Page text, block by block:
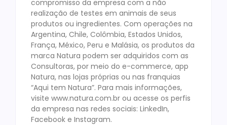
compromisso da empresa com a não
realização de testes em animais de seus
produtos ou ingredientes. Com operações na
Argentina, Chile, Colômbia, Estados Unidos,
França, México, Peru e Malásia, os produtos da
marca Natura podem ser adquiridos com as
Consultoras, por meio do e-commerce, app
Natura, nas lojas próprias ou nas franquias
“Aqui tem Natura”. Para mais informações,
visite www.natura.com.br ou acesse os perfis
da empresa nas redes sociais: LinkedIn,
Facebook e Instagram.